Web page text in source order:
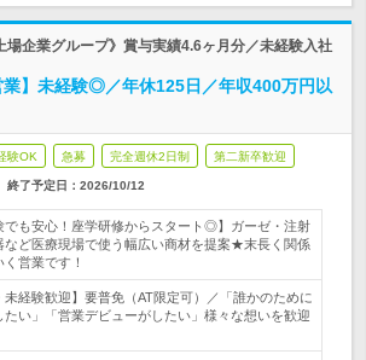
場企業グループ》賞与実績4.6ヶ月分／未経験入社
業】未経験◎／年休125日／年収400万円以
験OK 急募 完全週休2日制 第二新卒歓迎
終了予定日： 2026/10/12
でも安心！座学研修からスタート◎】ガーゼ・注射
など医療現場で使う幅広い商材を提案★末長く関係
営業です！
未経験歓迎】要普免（AT限定可）／「誰かのために
たい」「営業デビューがしたい」様々な想いを歓迎